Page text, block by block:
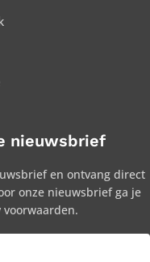
nieuwsbrief
en ontvang direct
onze nieuwsbrief ga je